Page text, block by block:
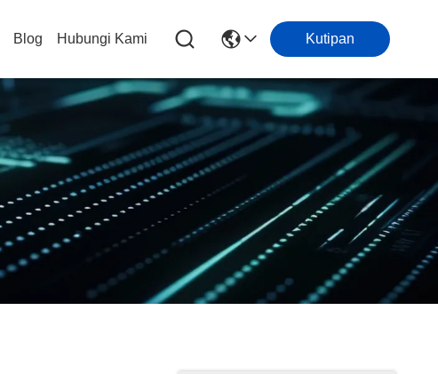
Blog Hubungi Kami Kutipan